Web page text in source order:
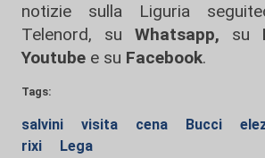
notizie sulla Liguria
Telenord, su
Whatsapp, su
Youtube e su Facebook.
Tags:
salvini visita cena Bucci
rixi
Lega